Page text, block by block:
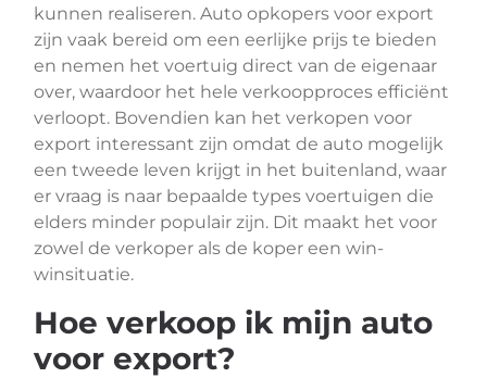
kunnen realiseren. Auto opkopers voor export
zijn vaak bereid om een eerlijke prijs te bieden
en nemen het voertuig direct van de eigenaar
over, waardoor het hele verkoopproces efficiënt
verloopt. Bovendien kan het verkopen voor
export interessant zijn omdat de auto mogelijk
een tweede leven krijgt in het buitenland, waar
er vraag is naar bepaalde types voertuigen die
elders minder populair zijn. Dit maakt het voor
zowel de verkoper als de koper een win-
winsituatie.
Hoe verkoop ik mijn auto
voor export?